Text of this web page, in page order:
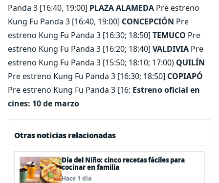
Panda 3 [16:40, 19:00] PLAZA ALAMEDA Pre estreno
Kung Fu Panda 3 [16:40, 19:00] CONCEPCIÓN Pre
estreno Kung Fu Panda 3 [16:30; 18:50] TEMUCO Pre
estreno Kung Fu Panda 3 [16:20; 18:40] VALDIVIA Pre
estreno Kung Fu Panda 3 [15:50; 18:10; 17:00) QUILÍN
Pre estreno Kung Fu Panda 3 [16:30; 18:50] COPIAPÓ
Pre estreno Kung Fu Panda 3 [16: Estreno oficial en
cines: 10 de marzo
Otras noticias relacionadas
Día del Niño: cinco recetas fáciles para
cocinar en familia
Hace 1 día